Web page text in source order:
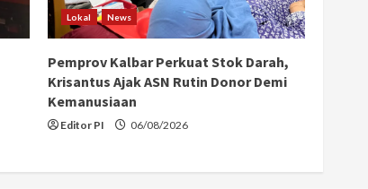
Lokal News
Pemprov Kalbar Perkuat Stok Darah,
Krisantus Ajak ASN Rutin Donor Demi
Kemanusiaan
Editor PI 06/08/2026